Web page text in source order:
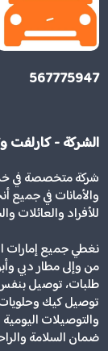
567775947
الشركة - كارلفت
شركة متخصصة في
للأفراد والعائلات
نغطي جميع إمارات
من وإلى مطار دبي
طلبات، توصيل بنفس
توصيل كيك
والتوصيلات
ضمان السلامة